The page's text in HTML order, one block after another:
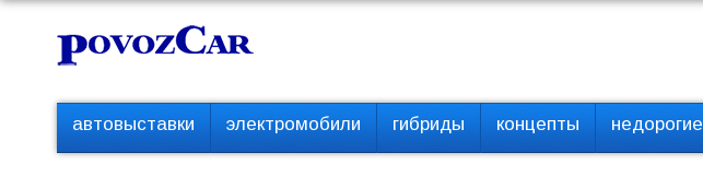
Перейти
контенту
р
автовыставки электромобили гибриды концепты недорогие